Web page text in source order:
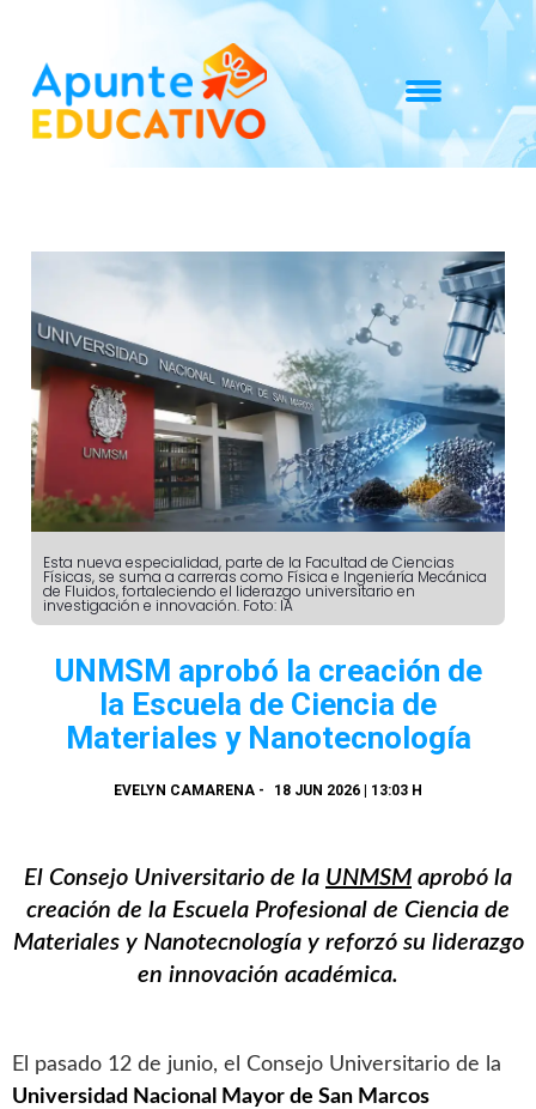
Esta nueva especialidad, parte de la Facultad de Ciencias
Físicas, se suma a carreras como Física e Ingeniería Mecánica
de Fluidos, fortaleciendo el liderazgo universitario en
investigación e innovación. Foto: IA
UNMSM aprobó la creación de
la Escuela de Ciencia de
Materiales y Nanotecnología
EVELYN CAMARENA - 18 JUN 2026 | 13:03 H
El Consejo Universitario de la UNMSM aprobó la
creación de la Escuela Profesional de Ciencia de
Materiales y Nanotecnología y reforzó su liderazgo
en innovación académica.
El pasado 12 de junio, el Consejo Universitario de la
Universidad Nacional Mayor de San Marcos